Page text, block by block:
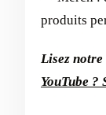
produits
Lisez
YouTube ?